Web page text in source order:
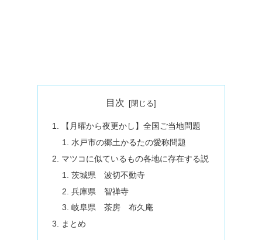
目次
【月曜から夜更かし】全国ご当地問題
水戸市の郷土かるたの愛称問題
マツコに似ているもの各地に存在する説
茨城県 波切不動寺
兵庫県 智禅寺
岐阜県 茶房 布久庵
まとめ